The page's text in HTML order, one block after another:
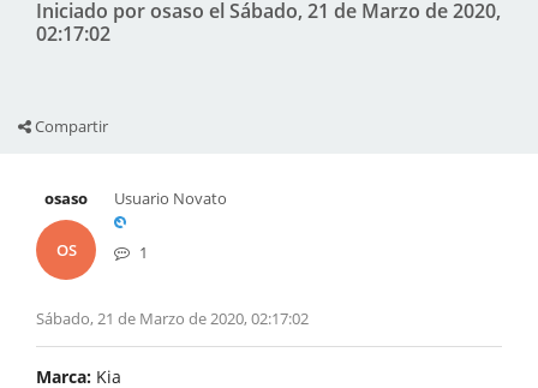
Iniciado por osaso el Sábado, 21 de Marzo de 2020,
02:17:02
Compartir
osaso
OS
Usuario Novato
1
Sábado, 21 de Marzo de 2020, 02:17:02
Marca: Kia